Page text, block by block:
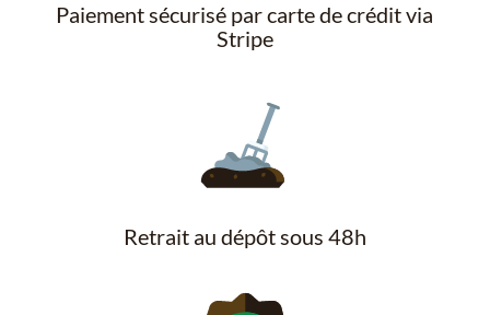
Paiement sécurisé par carte de crédit via
Stripe
Retrait au dépôt sous 48h